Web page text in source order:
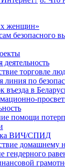
женщин»
безопасного
деятельность
торговле
линия по
въезда в
помощи
ВИЧ/СПИД
домашнему
гендерного